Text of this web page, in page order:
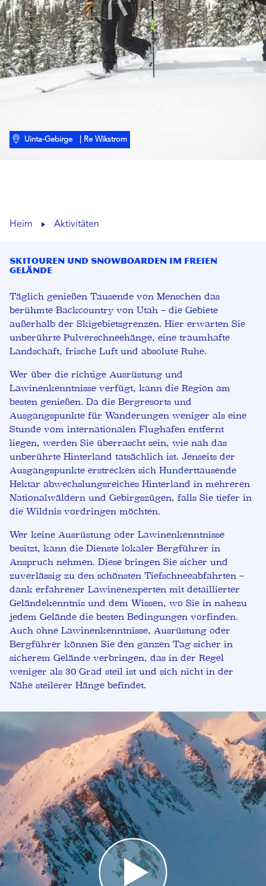
Uinta-Gebirge | Re Wikstrom
Heim Aktivitäten
Skitouren und Snowboarden im freien
Gelände
Täglich genießen Tausende von Menschen das
berühmte Backcountry von Utah – die Gebiete
außerhalb der Skigebietsgrenzen. Hier erwarten Sie
unberührte Pulverschneehänge, eine traumhafte
Landschaft, frische Luft und absolute Ruhe.
Wer über die richtige Ausrüstung und
Lawinenkenntnisse verfügt, kann die Region am
besten genießen. Da die Bergresorts und
Ausgangspunkte für Wanderungen weniger als eine
Stunde vom internationalen Flughafen entfernt
liegen, werden Sie überrascht sein, wie nah das
unberührte Hinterland tatsächlich ist. Jenseits der
Ausgangspunkte erstrecken sich Hunderttausende
Hektar abwechslungsreiches Hinterland in mehreren
Nationalwäldern und Gebirgszügen, falls Sie tiefer in
die Wildnis vordringen möchten.
Wer keine Ausrüstung oder Lawinenkenntnisse
besitzt, kann die Dienste lokaler Bergführer in
Anspruch nehmen. Diese bringen Sie sicher und
zuverlässig zu den schönsten Tiefschneeabfahrten –
dank erfahrener Lawinenexperten mit detaillierter
Geländekenntnis und dem Wissen, wo Sie in nahezu
jedem Gelände die besten Bedingungen vorfinden.
Auch ohne Lawinenkenntnisse, Ausrüstung oder
Bergführer können Sie den ganzen Tag sicher in
sicherem Gelände verbringen, das in der Regel
weniger als 30 Grad steil ist und sich nicht in der
Nähe steilerer Hänge befindet.